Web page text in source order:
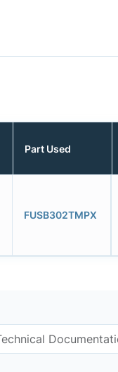
Part Used
FUSB302TMPX